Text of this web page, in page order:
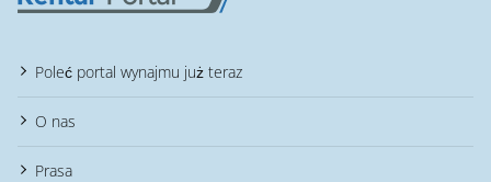
Poleć portal wynajmu już teraz
O nas
Prasa